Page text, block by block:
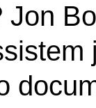
Lollapalooza
Jon